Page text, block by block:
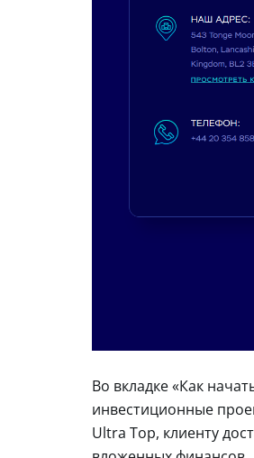
Во вкладке «Как
инвестиционные
Ultra Top, клиенту